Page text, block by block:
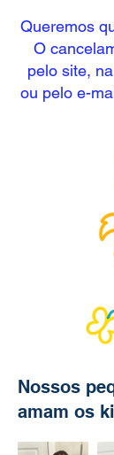
Queremos
O
pelo site,
ou pelo e-
Nossos
amam os